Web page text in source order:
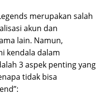
merupakan salah
akun dan
lain. Namun,
kendala dalam
3 aspek penting yang
tidak bisa